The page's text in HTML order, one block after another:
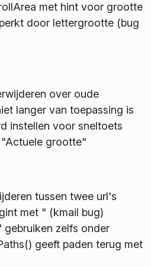
met hint voor grootte
door lettergrootte (bug
over oude
langer van toepassing is
instellen voor sneltoets
grootte"
tussen twee url's
met " (kmail bug)
gebruiken zelfs onder
geeft paden terug met